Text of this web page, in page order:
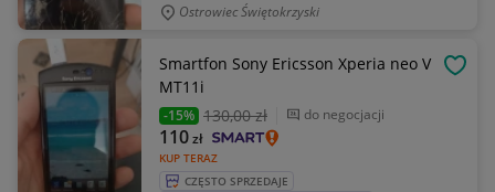
Ostrowiec Świętokrzyski
Smartfon Sony Ericsson Xperia neo V
MT11i
-15% 130,00 zł do negocjacji
KUP TERAZ
110zł
CZĘSTO SPRZEDAJE